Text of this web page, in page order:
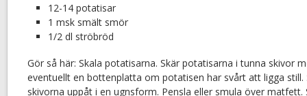
12-14 potatisar
1 msk smält smör
1/2 dl ströbröd
Gör så här: Skala potatisarna. Skär potatisarna i tunna skivor
eventuellt en bottenplatta om potatisen har svårt att ligga
skivorna uppåt i en ugnsform. Pensla eller smula över matfett.